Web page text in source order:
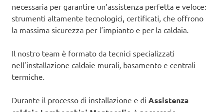
necessaria per garantire un’assistenza perfetta e veloce:
strumenti altamente tecnologici, certificati, che offrono
la massima sicurezza per l’impianto e per la caldaia.
Il nostro team è formato da tecnici specializzati
nell’installazione caldaie murali, basamento e centrali
termiche.
Durante il processo di installazione e di Assistenza